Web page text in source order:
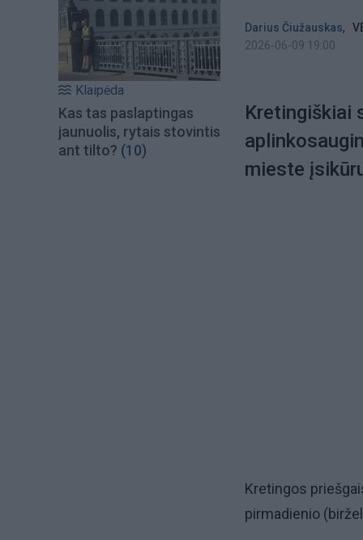
Klaipėda
Kas tas paslaptingas
jaunuolis, rytais stovintis
ant tilto? (10)
Darius Čiužauskas,
2026-06-09 19:00
Kretingiškiai
mieste
Kretingos
pirmadienio